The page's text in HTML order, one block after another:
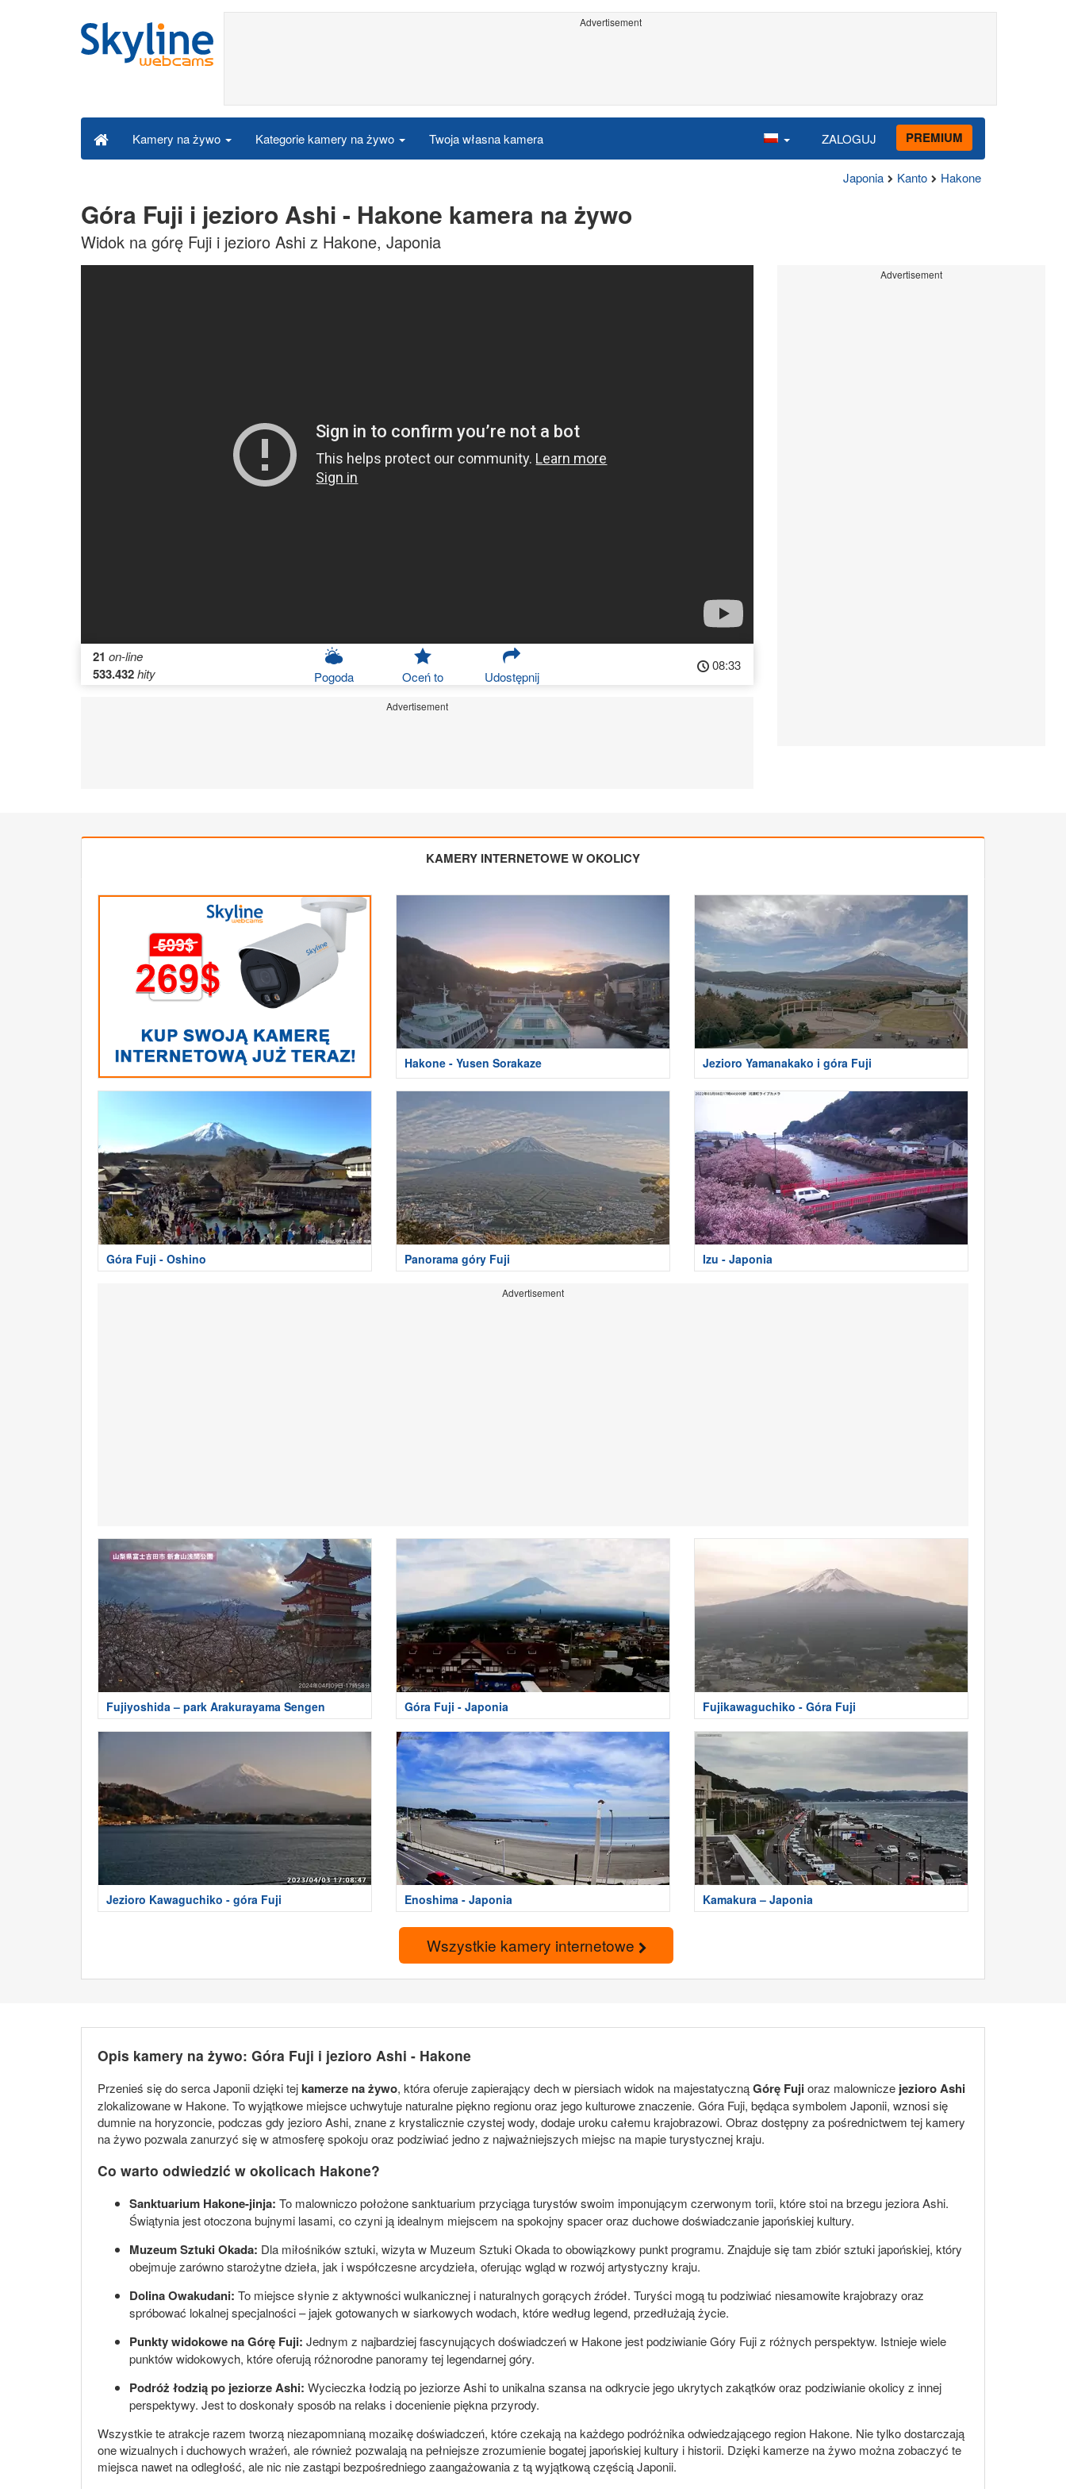
Advertisement
Kamery na żywo Kategorie kamery na żywo Twoja własna kamera ZALOGUJ PREMIUM
Japonia Kanto Hakone
Góra Fuji i jezioro Ashi - Hakone kamera na żywo
Widok na górę Fuji i jezioro Ashi z Hakone, Japonia
21 on-line
533.432hity Pogoda Oceń to Udostępnij
08:33
Advertisement
Advertisement
KAMERY INTERNETOWE W OKOLICY
Hakone - Yusen Sorakaze Jezioro Yamanakako i góra Fuji
Góra Fuji - Oshino Panorama góry Fuji Izu - Japonia
Advertisement
Fujiyoshida – park Arakurayama Sengen Góra Fuji - Japonia Fujikawaguchiko - Góra Fuji
Jezioro Kawaguchiko - góra Fuji Enoshima - Japonia Kamakura – Japonia
Wszystkie kamery internetowe
Opis kamery na żywo: Góra Fuji i jezioro Ashi - Hakone
Przenieś się do serca Japonii dzięki tejkamerze na żywo, która oferuje zapierający dech w piersiach widok na majestatycznąGórę Fujioraz malownicze jezioro Ashi
zlokalizowane w Hakone. To wyjątkowe miejsce uchwytuje naturalne piękno regionu oraz jego kulturowe znaczenie. Góra Fuji, będąca symbolem Japonii, wznosi się
dumnie na horyzoncie, podczas gdy jezioro Ashi, znane z krystalicznie czystej wody, dodaje uroku całemu krajobrazowi. Obraz dostępny za pośrednictwem tej kamery
na żywo pozwala zanurzyć się w atmosferę spokoju oraz podziwiać jedno z najważniejszych miejsc na mapie turystycznej kraju.
Co warto odwiedzić w okolicach Hakone?
Sanktuarium Hakone-jinja: To malowniczo położone sanktuarium przyciąga turystów swoim imponującym czerwonym torii, które stoi na brzegu jeziora Ashi.
Świątynia jest otoczona bujnymi lasami, co czyni ją idealnym miejscem na spokojny spacer oraz duchowe doświadczanie japońskiej kultury.
Muzeum Sztuki Okada: Dla miłośników sztuki, wizyta w Muzeum Sztuki Okada to obowiązkowy punkt programu. Znajduje się tam zbiór sztuki japońskiej, który
obejmuje zarówno starożytne dzieła, jak i współczesne arcydzieła, oferując wgląd w rozwój artystyczny kraju.
Dolina Owakudani: To miejsce słynie z aktywności wulkanicznej i naturalnych gorących źródeł. Turyści mogą tu podziwiać niesamowite krajobrazy oraz
spróbować lokalnej specjalności – jajek gotowanych w siarkowych wodach, które według legend, przedłużają życie.
Punkty widokowe na Górę Fuji: Jednym z najbardziej fascynujących doświadczeń w Hakone jest podziwianie Góry Fuji z różnych perspektyw. Istnieje wiele
punktów widokowych, które oferują różnorodne panoramy tej legendarnej góry.
Podróż łodzią po jeziorze Ashi: Wycieczka łodzią po jeziorze Ashi to unikalna szansa na odkrycie jego ukrytych zakątków oraz podziwianie okolicy z innej
perspektywy. Jest to doskonały sposób na relaks i docenienie piękna przyrody.
Wszystkie te atrakcje razem tworzą niezapomnianą mozaikę doświadczeń, które czekają na każdego podróżnika odwiedzającego region Hakone. Nie tylko dostarczają
one wizualnych i duchowych wrażeń, ale również pozwalają na pełniejsze zrozumienie bogatej japońskiej kultury i historii. Dzięki kamerze na żywo można zobaczyć te
miejsca nawet na odległość, ale nic nie zastąpi bezpośredniego zaangażowania z tą wyjątkową częścią Japonii.